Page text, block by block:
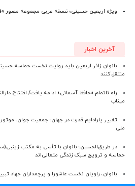
ویژه اربعین حسینی؛ نسخه عربی مجموعه مصور
آخرین اخبار
بانوان زائر اربعین باید روایت نخست حماسه
منتقل کنند
راه ناتمام «حافظ آسمانی» ادامه یافت/ افتتاح
میناب
تغییر پارادایم قدرت در جهان؛ جمعیت جوان،
ملی
در طریق‌الحسین؛ بانوان با تأسی به مکتب
حماسه و ترویج سبک زندگی متعالی‌اند
بانوان، راویان نخست عاشورا و پرچمداران جهاد